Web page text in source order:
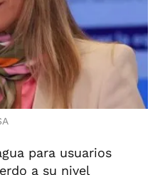
para usuarios
a su nivel